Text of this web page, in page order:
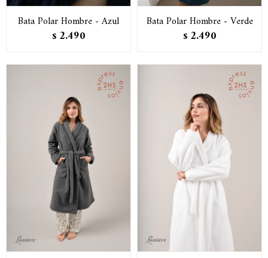
Bata Polar Hombre - Azul
$ 2.490
Bata Polar Hombre - Verde
$ 2.490